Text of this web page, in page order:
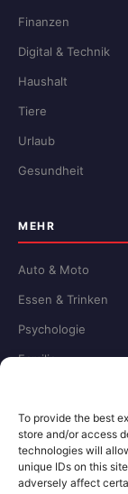
To provide the best
store and/or access
technologies will
unique IDs on this
adversely affect
Finanzen
Digital & Technik
Haushalt
Tiere
Urlaub
Gesundheit
MEHR
Auto & Moto
Essen & Trinken
Psychologie
Familie
RECHTLICHES
Redaktion